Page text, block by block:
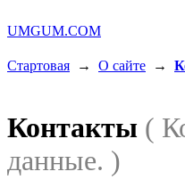
UMGUM.COM
Стартовая → О сайте →
Контакты (
данные. )